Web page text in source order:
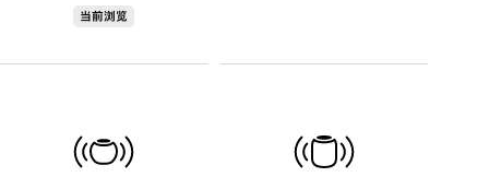
当前浏览